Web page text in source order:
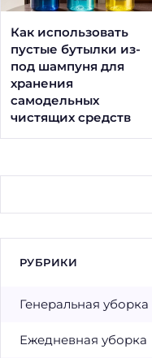
Как использовать
пустые бутылки из-
под шампуня для
хранения
самодельных
чистящих средств
РУБРИКИ
Генеральная уборка
Ежедневная уборка